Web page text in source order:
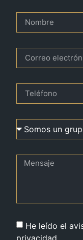
He leído el
privacidad